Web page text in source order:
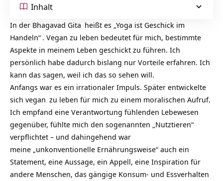
Inhalt
In der Bhagavad Gita heißt es „Yoga ist Geschick im
Handeln“ . Vegan zu leben bedeutet für mich, bestimmte
Aspekte in meinem Leben geschickt zu führen. Ich
persönlich habe dadurch bislang nur Vorteile erfahren. Ich
kann das sagen, weil ich das so sehen will.
Anfangs war es ein irrationaler Impuls. Später entwickelte
sich vegan zu leben für mich zu einem moralischen Aufruf.
Ich empfand eine Verantwortung fühlenden Lebewesen
gegenüber, fühlte mich den sogenannten „Nutztieren“
verpflichtet – und dahingehend war
meine „unkonventionelle Ernährungsweise“ auch ein
Statement, eine Aussage, ein Appell, eine Inspiration für
andere Menschen, das gängige Konsum- und Essverhalten